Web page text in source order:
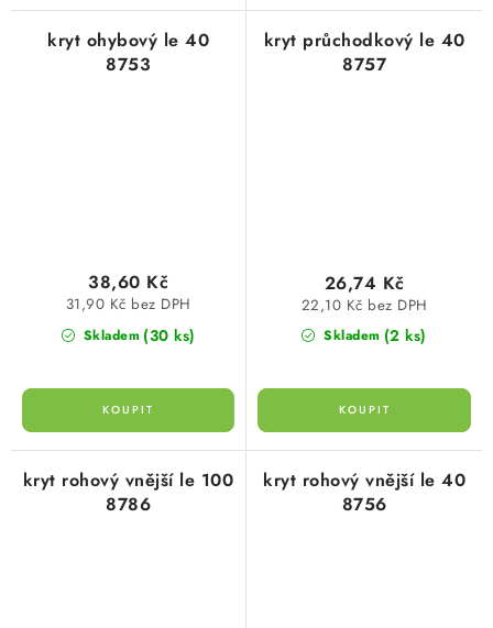
kryt ohybový le 40
8753
Skladem (30 ks)
31,90 Kč bez DPH
38,60 Kč
kryt průchodkový le 40
8757
Skladem (2 ks)
22,10 Kč bez DPH
26,74 Kč
kryt rohový vnější le 100
8786
kryt rohový vnější le 40
8756